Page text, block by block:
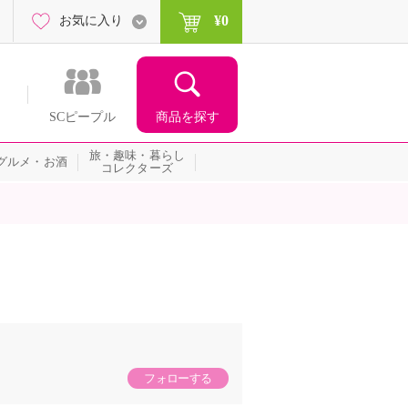
SCピープル 商品を探す
お気に入り ¥0
ルメ・お酒
旅・趣味・暮らし
コレクターズ
フォローする